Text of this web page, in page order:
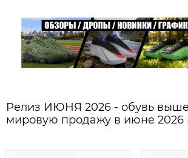
Релиз ИЮНЯ 2026 - обувь
мировую продажу в июне 2026